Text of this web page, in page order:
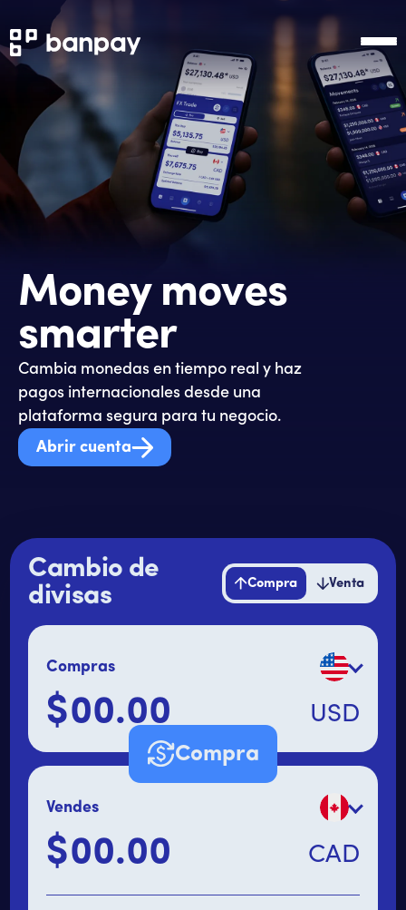
Money moves
smarter
Cambia monedas en tiempo real y haz
pagos internacionales desde una
plataforma segura para tu negocio.
Abrir cuenta
Cambio de
divisas
Compra Venta
Compras
Monto principal
$ USD
Compra
Vendes
Monto secundario
$ CAD